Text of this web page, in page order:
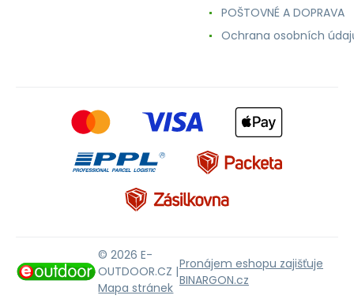
POŠTOVNÉ A DOPRAVA
Ochrana osobních
© 2026 E-
OUTDOOR.CZ |
Mapa stránek
Pronájem eshopu zajišťuje
BINARGON.cz